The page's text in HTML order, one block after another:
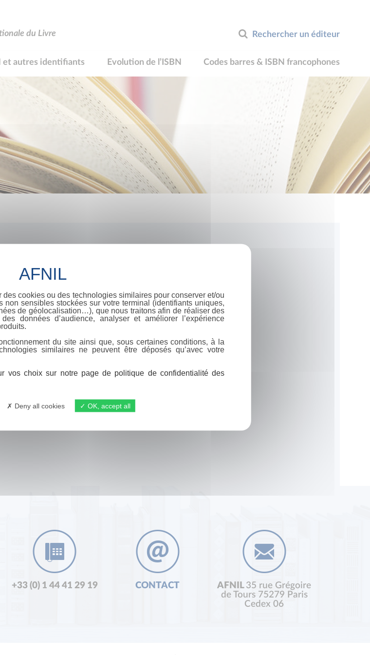
Rechercher un éditeur
du Livre
et autres identifiants Evolution de l’ISBN Codes barres & ISBN francophones
+33 (0) 1 44 41 29 19 CONTACT AFNIL 35 rue Grégoire
de Tours 75279 Paris
Cedex 06
cookies ou des technologies similaires pour conserver et/ou
sensibles stockées sur votre terminal (identifiants uniques,
de géolocalisation…), que nous traitons afin de réaliser des
données d’audience, analyser et améliorer l’expérience
du site ainsi que, sous certaines conditions, à la
similaires ne peuvent être déposés qu’avec votre
vos choix sur notre page de politique de confidentialité des
Deny all cookies OK, accept all